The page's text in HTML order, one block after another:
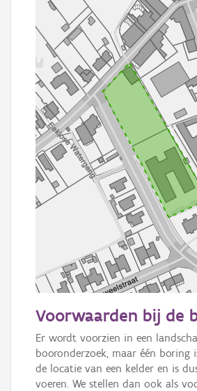
Informatie Vlaanderen
i
Voorwaarden bij de
Er wordt voorzien in een
booronderzoek, maar één boring
de locatie van een kelder en is
voeren. We stellen dan ook als